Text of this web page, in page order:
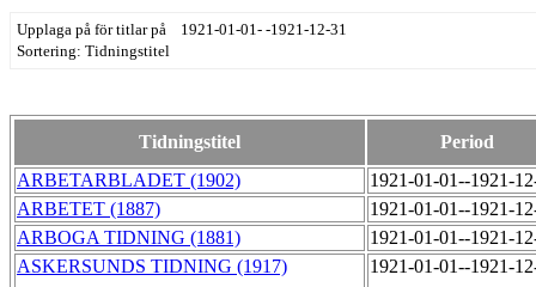
Upplaga på för titlar på 1921-01-01- -1921-12-31
Sortering: Tidningstitel
Tidningstitel
Period
ARBETARBLADET (1902)
1921-01-01--1921-
ARBETET (1887)
1921-01-01--1921-
ARBOGA TIDNING (1881)
1921-01-01--1921-
ASKERSUNDS TIDNING (1917)
1921-01-01--1921-